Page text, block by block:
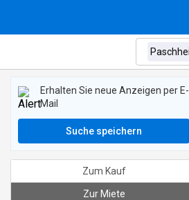
Erhalten Sie neue Anzeigen per E-
Mail
Suche speichern
Zum Kauf
Zur Miete